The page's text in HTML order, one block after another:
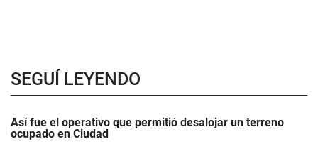
SEGUÍ LEYENDO
Así fue el operativo que permitió desalojar un terreno
ocupado en Ciudad